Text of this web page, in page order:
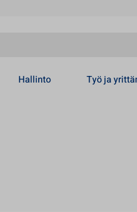
Hallinto Työ ja